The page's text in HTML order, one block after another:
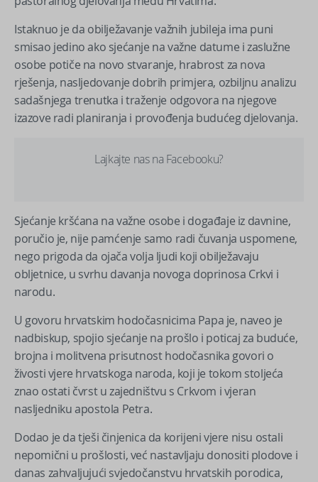
Istaknuo je da obilježavanje važnih jubileja ima puni
smisao jedino ako sjećanje na važne datume i zaslužne
osobe potiče na novo stvaranje, hrabrost za nova
rješenja, nasljedovanje dobrih primjera, ozbiljnu analizu
sadašnjega trenutka i traženje odgovora na njegove
izazove radi planiranja i provođenja budućeg djelovanja.
Lajkajte nas na Facebooku?
Sjećanje kršćana na važne osobe i događaje iz davnine,
poručio je, nije pamćenje samo radi čuvanja uspomene,
nego prigoda da ojača volja ljudi koji obilježavaju
obljetnice, u svrhu davanja novoga doprinosa Crkvi i
narodu.
U govoru hrvatskim hodočasnicima Papa je, naveo je
nadbiskup, spojio sjećanje na prošlo i poticaj za buduće,
brojna i molitvena prisutnost hodočasnika govori o
živosti vjere hrvatskoga naroda, koji je tokom stoljeća
znao ostati čvrst u zajedništvu s Crkvom i vjeran
nasljedniku apostola Petra.
Dodao je da tješi činjenica da korijeni vjere nisu ostali
nepomični u prošlosti, već nastavljaju donositi plodove i
danas zahvaljujući svjedočanstvu hrvatskih porodica,